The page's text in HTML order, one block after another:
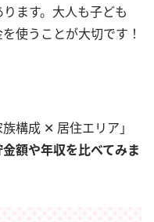
ます。大人も子ども
使うことが大切です！
構成 ✕ 居住エリア」
額や年収を比べてみま